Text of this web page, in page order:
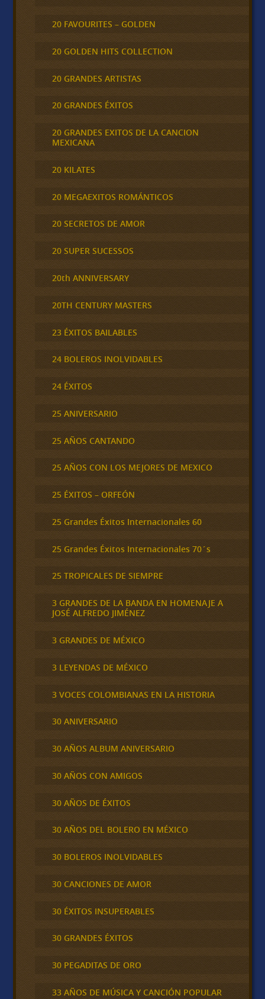
20 FAVOURITES – GOLDEN
20 GOLDEN HITS COLLECTION
20 GRANDES ARTISTAS
20 GRANDES ÉXITOS
20 GRANDES EXITOS DE LA CANCION
MEXICANA
20 KILATES
20 MEGAEXITOS ROMÁNTICOS
20 SECRETOS DE AMOR
20 SUPER SUCESSOS
20th ANNIVERSARY
20TH CENTURY MASTERS
23 ÉXITOS BAILABLES
24 BOLEROS INOLVIDABLES
24 ÉXITOS
25 ANIVERSARIO
25 AÑOS CANTANDO
25 AÑOS CON LOS MEJORES DE MEXICO
25 ÉXITOS – ORFEÓN
25 Grandes Éxitos Internacionales 60
25 Grandes Éxitos Internacionales 70´s
25 TROPICALES DE SIEMPRE
3 GRANDES DE LA BANDA EN HOMENAJE A
JOSÉ ALFREDO JIMÉNEZ
3 GRANDES DE MÉXICO
3 LEYENDAS DE MÉXICO
3 VOCES COLOMBIANAS EN LA HISTORIA
30 ANIVERSARIO
30 AÑOS ALBUM ANIVERSARIO
30 AÑOS CON AMIGOS
30 AÑOS DE ÉXITOS
30 AÑOS DEL BOLERO EN MÉXICO
30 BOLEROS INOLVIDABLES
30 CANCIONES DE AMOR
30 ÉXITOS INSUPERABLES
30 GRANDES ÉXITOS
30 PEGADITAS DE ORO
33 AÑOS DE MÚSICA Y CANCIÓN POPULAR